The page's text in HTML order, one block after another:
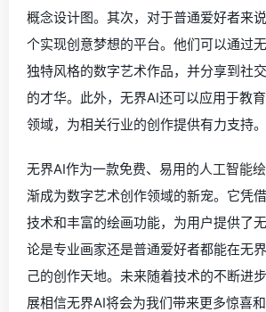
概念设计图。其次，对于普通爱好者来
个实现创意梦想的平台。他们可以通过
独特风格的数字艺术作品，并分享到社
的才华。此外，无界AI还可以应用于教
领域，为相关行业的创作提供有力支持。
无界AI作为一款免费、易用的人工智能
渐成为数字艺术创作领域的新宠。它凭
技术和丰富的绘画功能，为用户提供了
论是专业画家还是普通爱好者都能在无
己的创作天地。未来随着技术的不断进
展相信无界AI将会为我们带来更多惊喜和